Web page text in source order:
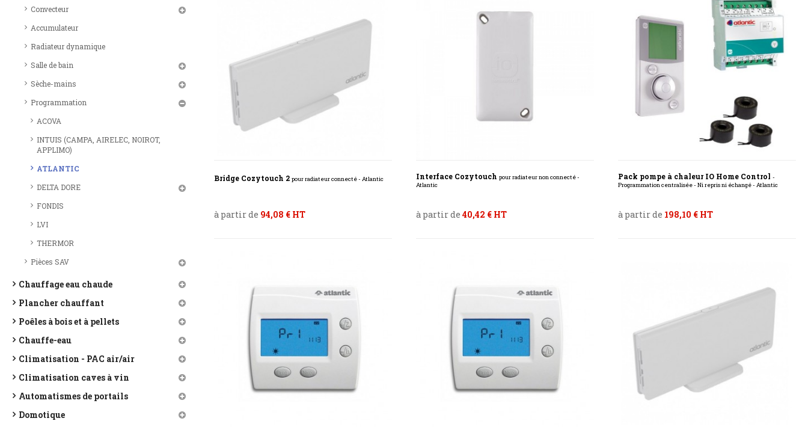
Convecteur
Accumulateur
Radiateur dynamique
Salle de bain
Sèche-mains
Programmation
ACOVA
INTUIS (CAMPA, AIRELEC, NOIROT,
APPLIMO)
ATLANTIC
DELTA DORE
FONDIS
LVI
THERMOR
Pièces SAV
Chauffage eau chaude
Plancher chauffant
Poêles à bois et à pellets
Chauffe-eau
Climatisation - PAC air/air
Climatisation caves à vin
Automatismes de portails
Domotique
Bridge Cozytouch 2 pour radiateur connecté - Atlantic
à partir de 94,08 € HT
Interface Cozytouch pour radiateur non connecté -
Atlantic
à partir de 40,42 € HT
Pack pompe à chaleur IO Home Control -
Programmation centralisée - Ni repris ni échangé - Atlantic
à partir de 198,10 € HT